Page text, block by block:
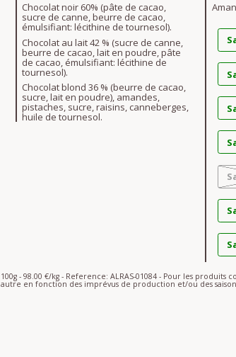
Chocolat noir 60% (pâte de cacao,
sucre de canne, beurre de cacao,
émulsifiant: lécithine de tournesol).
Chocolat au lait 42 % (sucre de canne,
beurre de cacao, lait en poudre, pâte
de cacao, émulsifiant: lécithine de
tournesol).
Chocolat blond 36 % (beurre de cacao,
sucre, lait en poudre), amandes,
pistaches, sucre, raisins, canneberges,
huile de tournesol.
100g - 98.00 €/kg - Reference: ALRAS-01084 - Pour les
autre en fonction des imprévus de production et/ou des